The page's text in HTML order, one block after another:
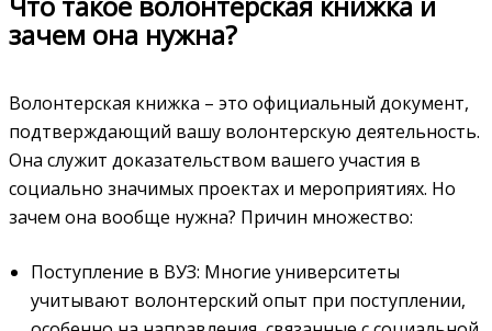
зачем она нужна?
Волонтерская книжка – это официальный документ,
подтверждающий вашу волонтерскую деятельность.
Она служит доказательством вашего участия в
социально значимых проектах и мероприятиях. Но
зачем она вообще нужна? Причин множество:
Поступление в ВУЗ: Многие университеты
учитывают волонтерский опыт при поступлении,